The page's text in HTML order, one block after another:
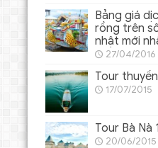
Bảng giá
rồng trên
nhật mới
27/04/2016
Tour
17/07/2015
Tour Bà Nà
20/06/2015